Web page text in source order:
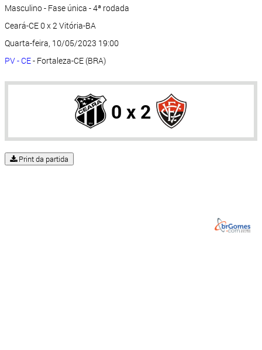
Masculino - Fase única - 4ª rodada
Ceará-CE 0 x 2 Vitória-BA
Quarta-feira, 10/05/2023 19:00
PV - CE- Fortaleza-CE (BRA)
0 x 2
Print da partida